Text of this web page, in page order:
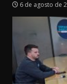
6 de agosto de